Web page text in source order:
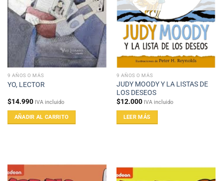
9 AÑOS O MÁS
YO, LECTOR
$14.990 IVA incluido
AÑADIR AL CARRITO
9 AÑOS O MÁS
JUDY MOODY Y LA LISTAS DE
LOS DESEOS
$12.000 IVA incluido
LEER MÁS